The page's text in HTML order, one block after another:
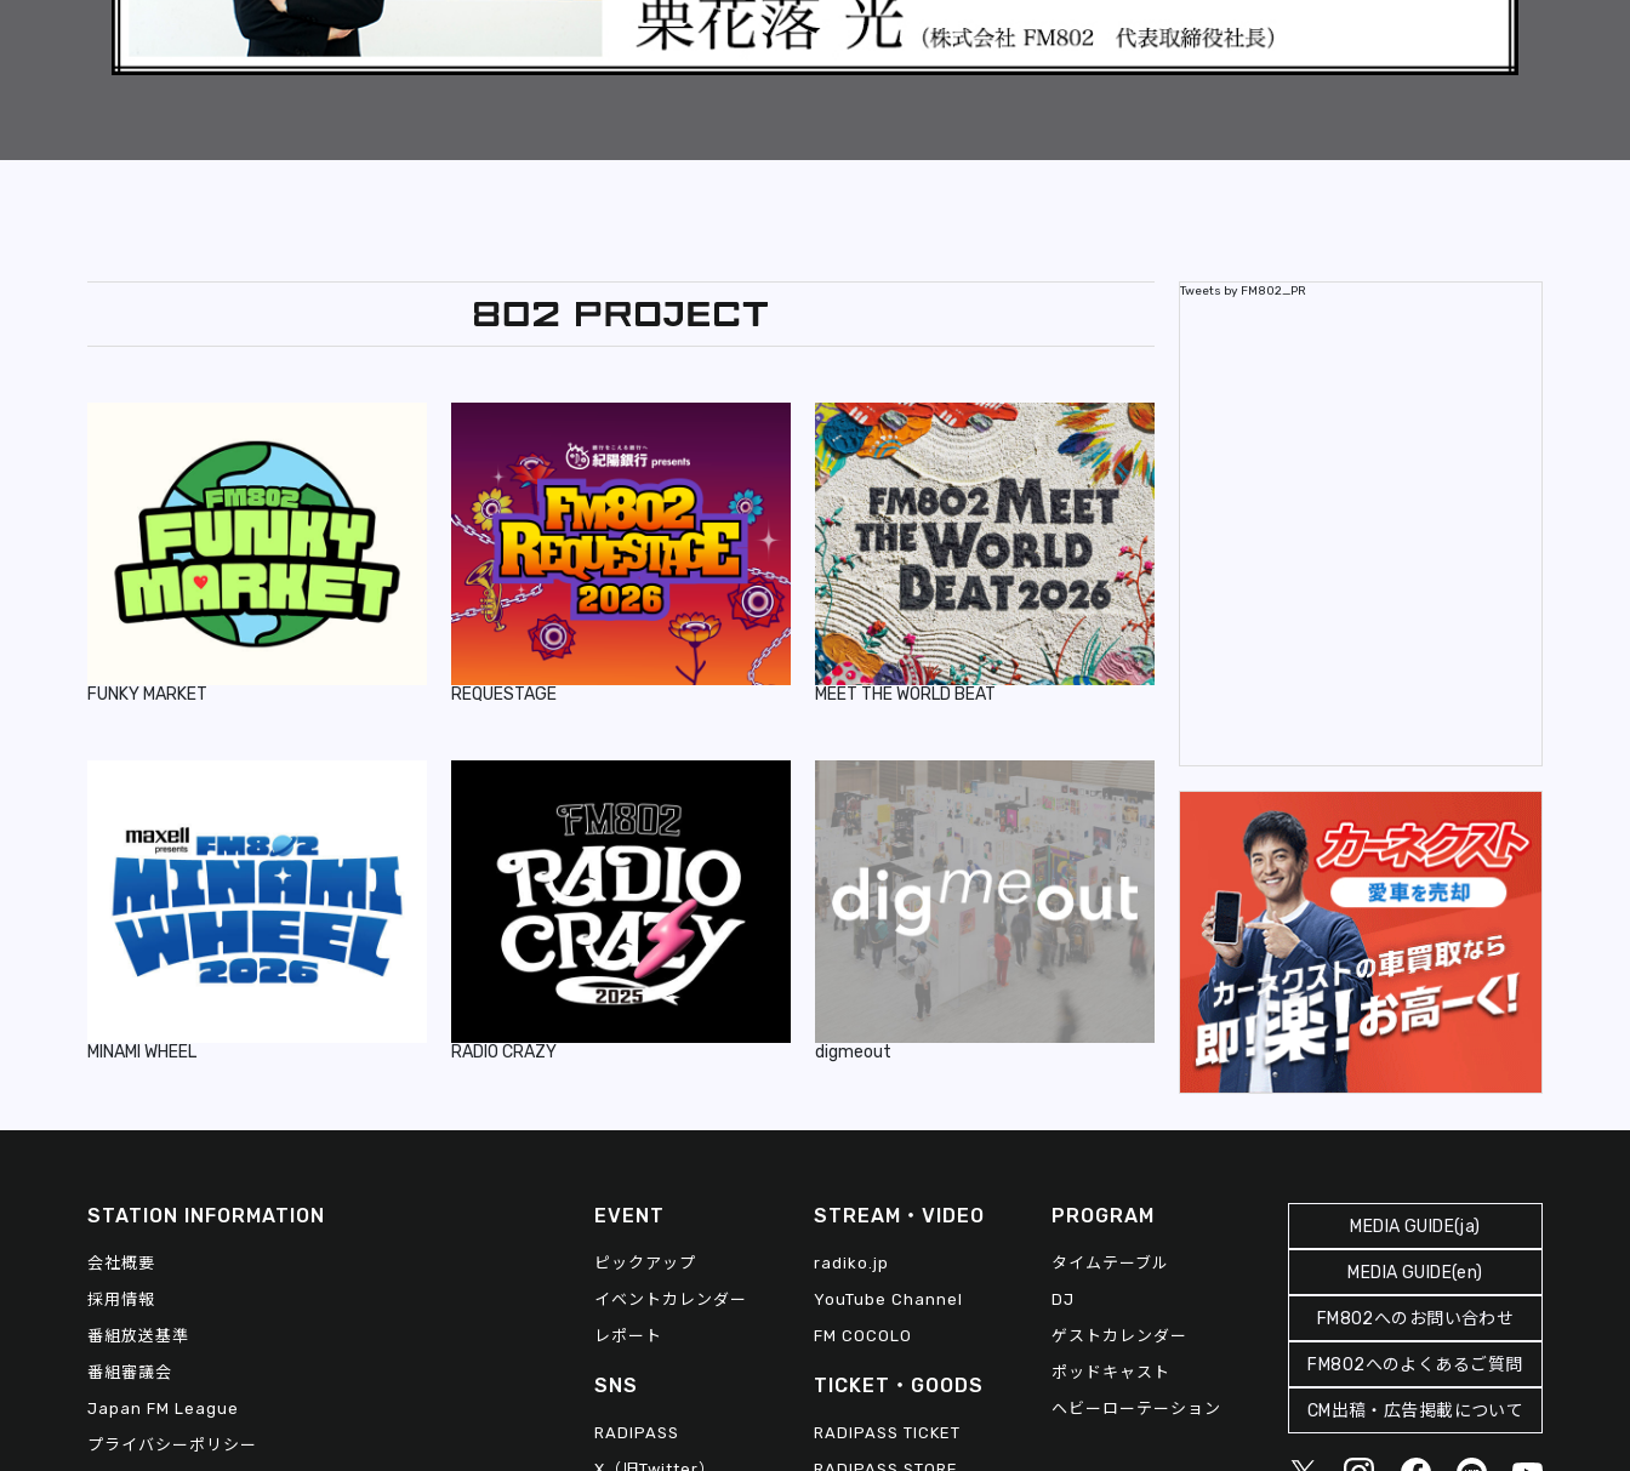
FUNKY MARKET REQUESTAGE MEET THE WORLD BEAT
MINAMI WHEEL RADIO CRAZY digmeout
Tweets by FM802_PR
STATION INFORMATION
会社概要
採用情報
番組放送基準
番組審議会
Japan FM League
プライバシーポリシー
EVENT
ピックアップ
イベントカレンダー
レポート
SNS
RADIPASS
STREAM・VIDEO
radiko.jp
YouTube Channel
FM COCOLO
TICKET・GOODS
RADIPASS TICKET
PROGRAM
タイムテーブル
DJ
ゲストカレンダー
ポッドキャスト
ヘビーローテーション
MEDIA GUIDE(ja)
MEDIA GUIDE(en)
FM802へのお問い合わせ
FM802へのよくあるご質問
CM出稿・広告掲載について